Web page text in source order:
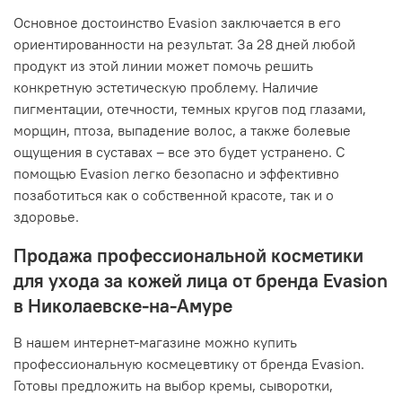
Основное достоинство Evasion заключается в его
ориентированности на результат. За 28 дней любой
продукт из этой линии может помочь решить
конкретную эстетическую проблему. Наличие
пигментации, отечности, темных кругов под глазами,
морщин, птоза, выпадение волос, а также болевые
ощущения в суставах – все это будет устранено. С
помощью Evasion легко безопасно и эффективно
позаботиться как о собственной красоте, так и о
здоровье.
Продажа профессиональной косметики
для ухода за кожей лица от бренда Evasion
в Николаевске-на-Амуре
В нашем интернет-магазине можно купить
профессиональную космецевтику от бренда Evasion.
Готовы предложить на выбор кремы, сыворотки,